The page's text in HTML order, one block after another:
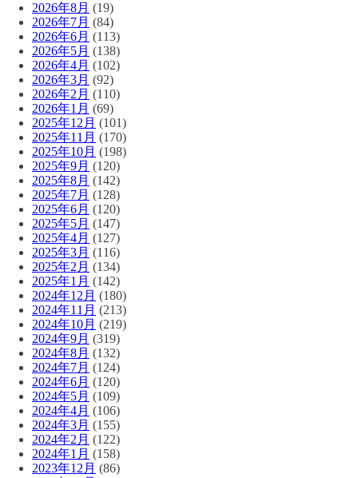
2026年8月 (19)
2026年7月 (84)
2026年6月 (113)
2026年5月 (138)
2026年4月 (102)
2026年3月 (92)
2026年2月 (110)
2026年1月 (69)
2025年12月 (101)
2025年11月 (170)
2025年10月 (198)
2025年9月 (120)
2025年8月 (142)
2025年7月 (128)
2025年6月 (120)
2025年5月 (147)
2025年4月 (127)
2025年3月 (116)
2025年2月 (134)
2025年1月 (142)
2024年12月 (180)
2024年11月 (213)
2024年10月 (219)
2024年9月 (319)
2024年8月 (132)
2024年7月 (124)
2024年6月 (120)
2024年5月 (109)
2024年4月 (106)
2024年3月 (155)
2024年2月 (122)
2024年1月 (158)
2023年12月 (86)